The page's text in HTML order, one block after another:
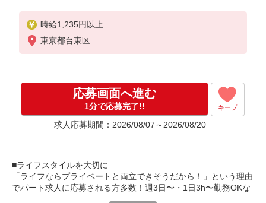
時給1,235円以上
東京都台東区
応募画面へ進む
1分で応募完了!! キープ
求人応募期間：2026/08/07～2026/08/20
■ライフスタイルを大切に
「ライフならプライベートと両立できそうだから！」という理由
でパート求人に応募される方多数！週3日〜・1日3h〜勤務OKな